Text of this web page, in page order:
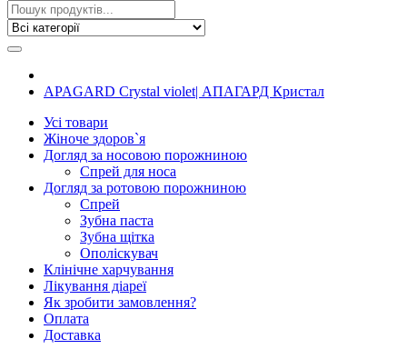
APAGARD Crystal violet| АПАГАРД Кристал
Усi товари
Жіноче здоров`я
Догляд за носовою порожниною
Спрей для носа
Догляд за ротовою порожниною
Спрей
Зубна паста
Зубна щiтка
Ополіскувач
Клiнiчне харчування
Лiкування дiареї
Як зробити замовлення?
Оплата
Доставка